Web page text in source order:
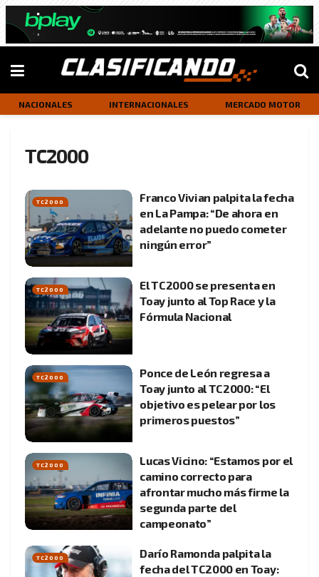
NACIONALES INTERNACIONALES MERCADO MOTOR
TC2000
TC2000
Franco Vivian palpita la fecha
en La Pampa: “De ahora en
adelante no puedo cometer
ningún error”
TC2000
El TC2000 se presenta en
Toay junto al Top Race y la
Fórmula Nacional
TC2000
Ponce de León regresa a
Toay junto al TC2000: “El
objetivo es pelear por los
primeros puestos”
TC2000
Lucas Vicino: “Estamos por el
camino correcto para
afrontar mucho más firme la
segunda parte del
campeonato”
TC2000
Darío Ramonda palpita la
fecha del TC2000 en Toay: